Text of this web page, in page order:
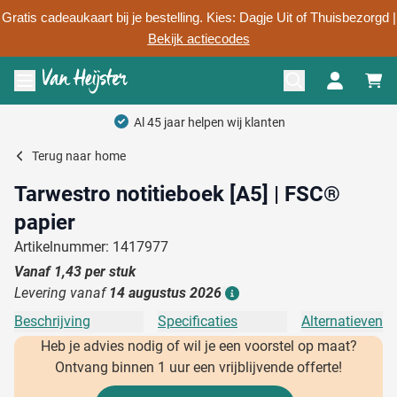
Gratis cadeaukaart bij je bestelling. Kies: Dagje Uit of Thuisbezorgd |
Bekijk actiecodes
Ga naar de inhoud
Menu openen
Al 45 jaar helpen wij klanten
Terug naar home
Tarwestro notitieboek [A5] | FSC®
papier
Artikelnummer: 1417977
Vanaf 1,43 per stuk
Levering vanaf 14 augustus 2026
Beschrijving Specificaties
Alternatieven
Heb je advies nodig of wil je een voorstel op maat?
Ontvang binnen 1 uur een vrijblijvende offerte!